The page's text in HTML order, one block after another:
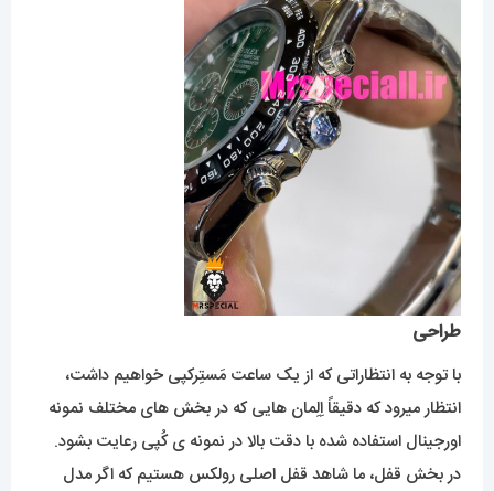
طراحی
با توجه به انتظاراتی که از یک ساعت مَستِرکپی خواهیم داشت،
انتظار میرود که دقیقاً اِلِمان هایی که در بخش های مختلف نمونه
اورجینال استفاده شده با دقت بالا در نمونه ی کُپی رعایت بشود.
در بخش قفل، ما شاهد قفل اصلی رولکس هستیم که اگر مدل